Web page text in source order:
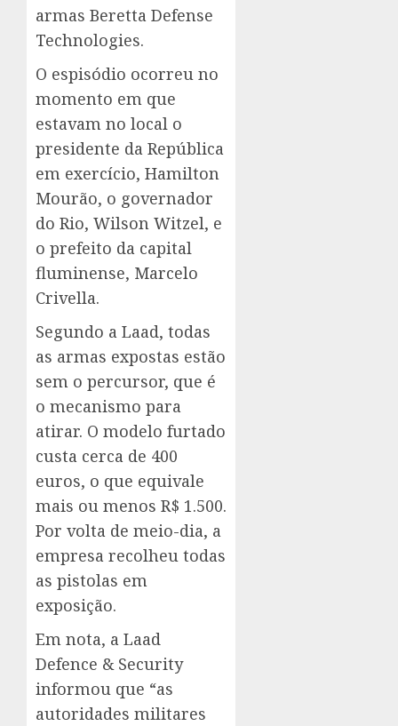
armas Beretta Defense
Technologies.
O espisódio ocorreu no
momento em que
estavam no local o
presidente da República
em exercício, Hamilton
Mourão, o governador
do Rio, Wilson Witzel, e
o prefeito da capital
fluminense, Marcelo
Crivella.
Segundo a Laad, todas
as armas expostas estão
sem o percursor, que é
o mecanismo para
atirar. O modelo furtado
custa cerca de 400
euros, o que equivale
mais ou menos R$ 1.500.
Por volta de meio-dia, a
empresa recolheu todas
as pistolas em
exposição.
Em nota, a Laad
Defence & Security
informou que “as
autoridades militares